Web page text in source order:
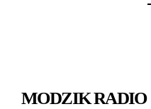
MODZIK RADIO